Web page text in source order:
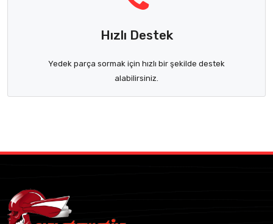
Hızlı Destek
Yedek parça sormak için hızlı bir şekilde destek
alabilirsiniz.